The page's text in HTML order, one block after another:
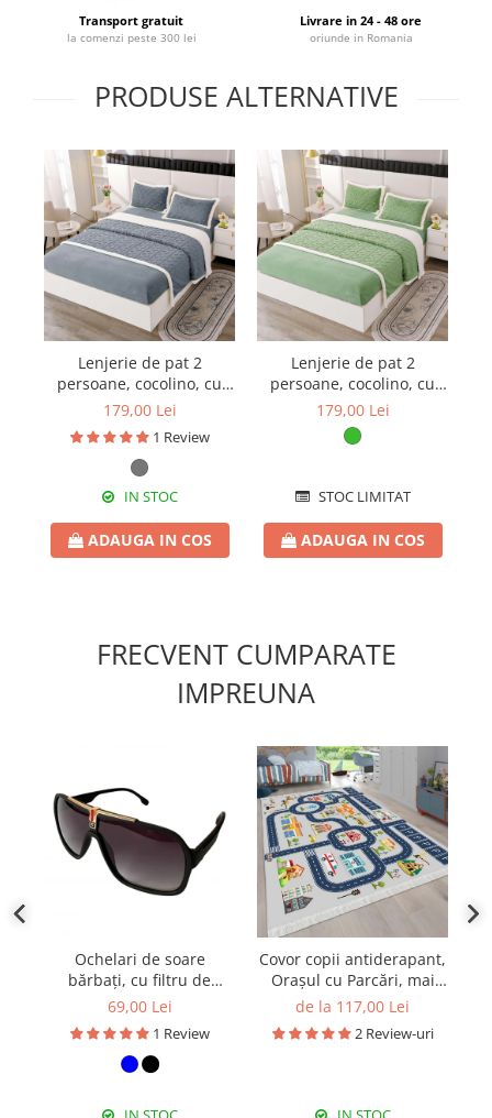
Transport gratuit
la comenzi peste 300 lei
Livrare in 24 - 48 ore
oriunde in Romania
PRODUSE ALTERNATIVE
Lenjerie de pat 2
persoane, cocolino, cu
blăniță, uni, 4 piese,
SPUC12
179,00 Lei
1 Review
IN STOC
ADAUGA IN COS
Lenjerie de pat 2
persoane, cocolino, cu
blăniță, uni, 4 piese,
SPUC13
179,00 Lei
STOC LIMITAT
ADAUGA IN COS
FRECVENT CUMPARATE
IMPREUNA
Ochelari de soare
bărbați, cu filtru de
protecție UV 400, cu toc
cadou, OSB55
69,00 Lei
1 Review
Covor copii antiderapant,
Orașul cu Parcări, mai
multe dimensiuni
de la 117,00 Lei
2 Review-uri